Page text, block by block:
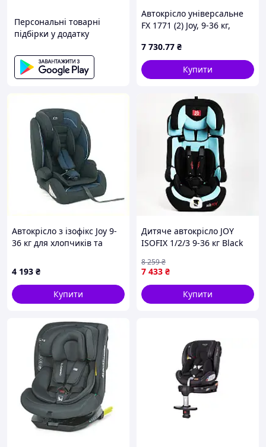
Персональні товарні
підбірки у додатку
Автокрісло універсальне
FX 1771 (2) Joy, 9-36 кг,
7 730.77 ₴
Купити
Автокрісло з ізофікс Joy 9-
36 кг для хлопчиків та
4 193 ₴
Купити
Дитяче автокрісло JOY
ISOFIX 1/2/3 9-36 кг Black
7 433 ₴
8 259₴
Купити